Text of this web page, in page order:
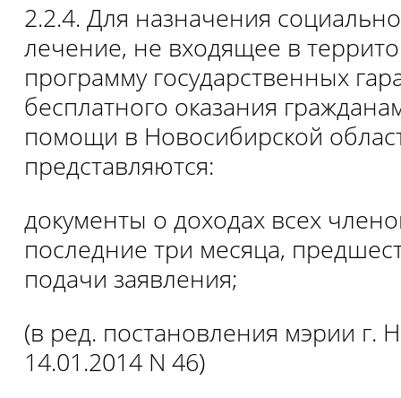
2.2.4. Для назначения
лечение, не входящее в
программу государственных
бесплатного оказания
помощи в Новосибирской
представляются:
документы о доходах всех
последние три месяца,
подачи заявления;
(в ред. постановления мэрии г.
14.01.2014 N 46)